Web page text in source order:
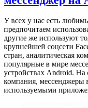
У всех у нас есть
предпочитаем
другие же используют
крупнейшей соцсети
стран, аналитическая
популярные в мире
устройствах Android. На
компания, мессенджеры
используемыми